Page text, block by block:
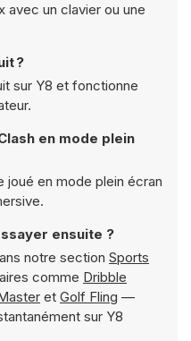
avec un clavier ou une
?
sur Y8 et fonctionne
en mode plein
joué en mode plein écran
ensuite ?
notre section Sports
comme Dribble
et Golf Fling —
sur Y8